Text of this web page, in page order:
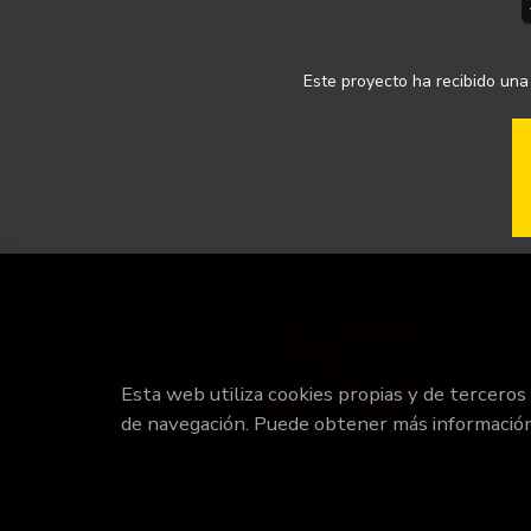
Este proyecto ha recibido
Esta web utiliza cookies propias y de
de navegación. Puede obtener más